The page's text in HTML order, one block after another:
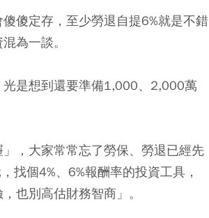
傻定存，至少勞退自提6%就是不錯
為一談。
是想到還要準備1,000、2,000萬
，大家常常忘了勞保、勞退已經先
找個4%、6%報酬率的投資工具，
也別高估財務智商」。